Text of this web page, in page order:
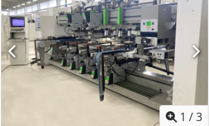
1 /3